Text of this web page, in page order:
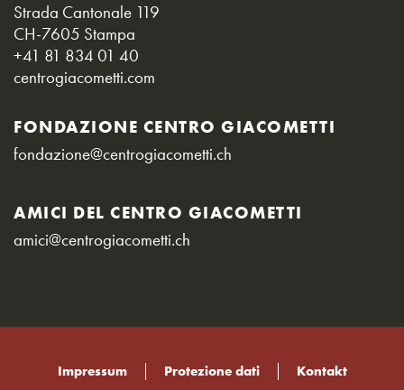
Strada Cantonale 119
CH-7605 Stampa
+41 81 834 01 40
centrogiacometti.com
FONDAZIONE CENTRO GIACOMETTI
fondazione@centrogiacometti.ch
AMICI DEL CENTRO GIACOMETTI
amici@centrogiacometti.ch
Impressum Protezione dati Kontakt